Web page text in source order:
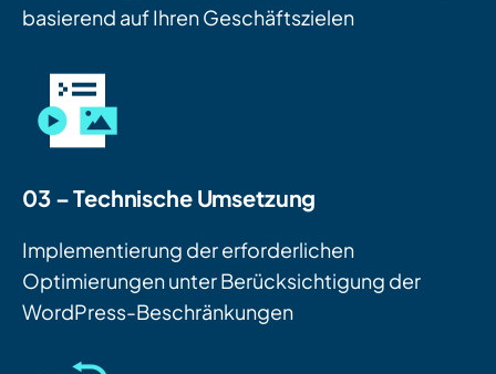
basierend auf Ihren Geschäftszielen
03 – Technische Umsetzung
Implementierung der erforderlichen
Optimierungen unter Berücksichtigung der
WordPress-Beschränkungen